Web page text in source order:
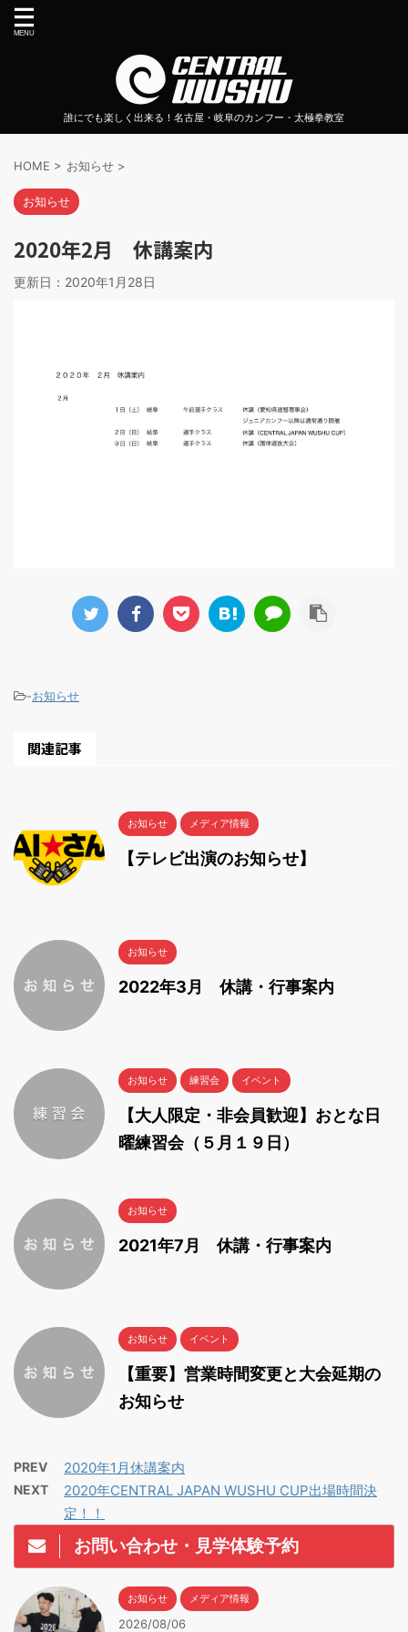
誰にでも楽しく出来る！名古屋・岐阜のカンフー・太極拳教室
HOME > お知らせ >
お知らせ
2020年2月 休講案内
更新日： 2020年1月28日
-お知らせ
関連記事
お知らせ メディア情報
【テレビ出演のお知らせ】
お知らせ
2022年3月 休講・行事案内
お知らせ 練習会 イベント
【大人限定・非会員歓迎】おとな日
曜練習会（５月１９日）
お知らせ
2021年7月 休講・行事案内
お知らせ イベント
【重要】営業時間変更と大会延期の
お知らせ
PREV 2020年1月休講案内
NEXT
2020年CENTRAL JAPAN WUSHU CUP出場時間決
定！！
お問い合わせ・見学体験予約
お知らせ メディア情報
2026/08/06